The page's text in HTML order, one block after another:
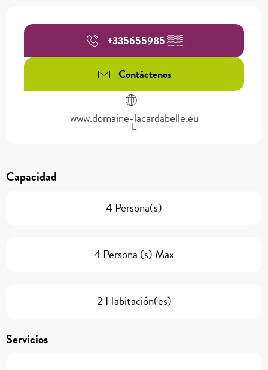
+335655985▒▒
Contáctenos
www.domaine-lacardabelle.eu
Capacidad
4 Persona(s)
4 Persona (s) Max
2 Habitación(es)
Servicios